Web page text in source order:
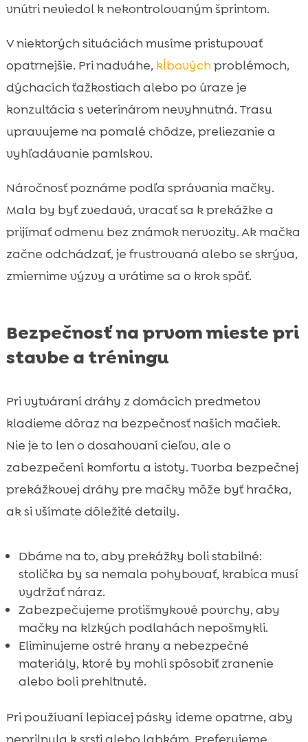
vnútri neviedol k nekontrolovaným šprintom.
V niektorých situáciách musíme pristupovať
opatrnejšie. Pri nadváhe, kĺbovýchproblémoch,
dýchacích ťažkostiach alebo po úraze je
konzultácia s veterinárom nevyhnutná. Trasu
upravujeme na pomalé chôdze, preliezanie a
vyhľadávanie pamlskov.
Náročnosť poznáme podľa správania mačky.
Mala by byť zvedavá, vracať sa k prekážke a
prijímať odmenu bez známok nervozity. Ak mačka
začne odchádzať, je frustrovaná alebo se skrýva,
zmiernime výzvy a vrátime sa o krok späť.
Bezpečnosť na prvom mieste pri
stavbe a tréningu
Pri vytváraní dráhy z domácich predmetov
kladieme dôraz na bezpečnosť našich mačiek.
Nie je to len o dosahovaní cieľov, ale o
zabezpečení komfortu a istoty. Tvorba bezpečnej
prekážkovej dráhy pre mačky môže byť hračka,
ak si všímate dôležité detaily.
Dbáme na to, aby prekážky boli stabilné:
stolička by sa nemala pohybovať, krabica musí
vydržať náraz.
Zabezpečujeme protišmykové povrchy, aby
mačky na klzkých podlahách nepošmykli.
Eliminujeme ostré hrany a nebezpečné
materiály, ktoré by mohli spôsobiť zranenie
alebo boli prehltnuté.
Pri používaní lepiacej pásky ideme opatrne, aby